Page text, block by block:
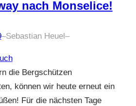
nach Monselice!
–Sebastian Heuel–
die Bergschützen
können wir heute erneut ein
Für die nächsten Tage